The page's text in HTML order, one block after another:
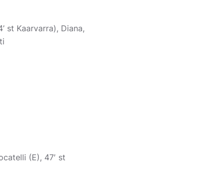
st Kaarvarra), Diana,
(E), 47′ st